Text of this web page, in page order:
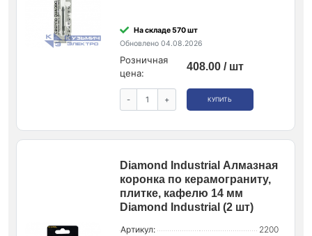
На складе 570 шт
Обновлено 04.08.2026
Розничная
цена:
408.00 / шт
- + КУПИТЬ
Diamond Industrial Алмазная
коронка по керамограниту,
плитке, кафелю 14 мм
Diamond Industrial (2 шт)
Артикул:
2200